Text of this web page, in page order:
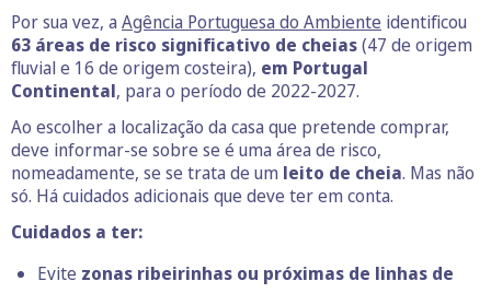
Por sua vez, a Agência Portuguesa do Ambiente identificou
63 áreas de risco significativo de cheias(47 de origem
fluvial e 16 de origem costeira), em Portugal
Continental, para o período de 2022-2027.
Ao escolher a localização da casa que pretende comprar,
deve informar-se sobre se é uma área de risco,
nomeadamente, se se trata de um leito de cheia. Mas não
só. Há cuidados adicionais que deve ter em conta.
Cuidados a ter:
Evite zonas ribeirinhas ou próximas de linhas de